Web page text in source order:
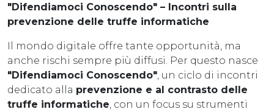
"Difendiamoci Conoscendo" – Incontri sulla
prevenzione delle truffe informatiche
Il mondo digitale offre tante opportunità, ma
anche rischi sempre più diffusi. Per questo nasce
"Difendiamoci Conoscendo" , un ciclo di incontri
dedicato alla prevenzione e al contrasto delle
truffe informatiche , con un focus su strumenti